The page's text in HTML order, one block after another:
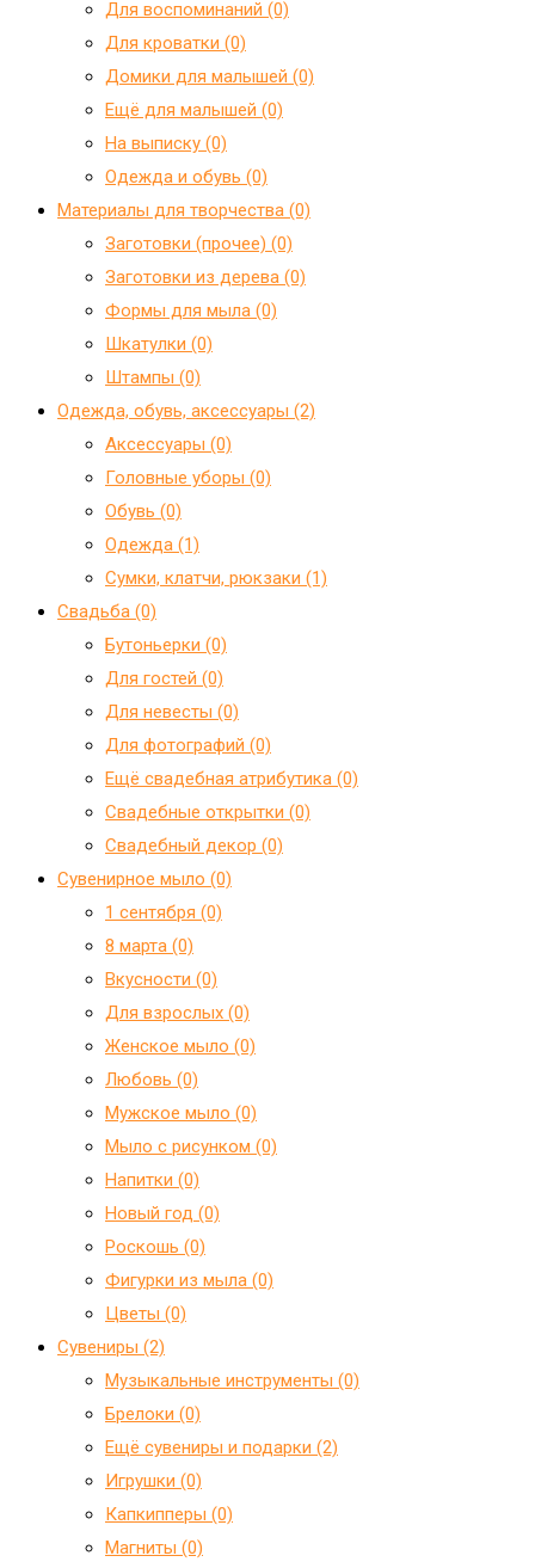
Для воспоминаний (0)
Для кроватки (0)
Домики для малышей (0)
Ещё для малышей (0)
На выписку (0)
Одежда и обувь (0)
Материалы для творчества (0)
Заготовки (прочее) (0)
Заготовки из дерева (0)
Формы для мыла (0)
Шкатулки (0)
Штампы (0)
Одежда, обувь, аксессуары (2)
Аксессуары (0)
Головные уборы (0)
Обувь (0)
Одежда (1)
Сумки, клатчи, рюкзаки (1)
Свадьба (0)
Бутоньерки (0)
Для гостей (0)
Для невесты (0)
Для фотографий (0)
Ещё свадебная атрибутика (0)
Свадебные открытки (0)
Свадебный декор (0)
Сувенирное мыло (0)
1 сентября (0)
8 марта (0)
Вкусности (0)
Для взрослых (0)
Женское мыло (0)
Любовь (0)
Мужское мыло (0)
Мыло с рисунком (0)
Напитки (0)
Новый год (0)
Роскошь (0)
Фигурки из мыла (0)
Цветы (0)
Сувениры (2)
Mузыкальные инструменты (0)
Брелоки (0)
Ещё сувениры и подарки (2)
Игрушки (0)
Капкипперы (0)
Магниты (0)